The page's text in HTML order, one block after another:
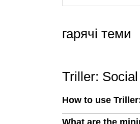
гарячі теми
Triller:
How to use
What are the